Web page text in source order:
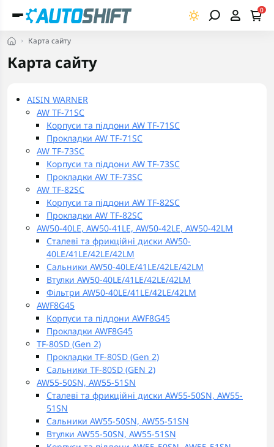
0
Карта сайту
Карта сайту
AISIN WARNER
AW TF-71SC
Корпуси та піддони AW TF-71SC
Прокладки AW TF-71SC
AW TF-73SC
Корпуси та піддони AW TF-73SC
Прокладки AW TF-73SC
AW TF-82SC
Корпуси та піддони AW TF-82SC
Прокладки AW TF-82SC
AW50-40LE, AW50-41LE, AW50-42LE, AW50-42LM
Сталеві та фрикційні диски AW50-
40LE/41LE/42LE/42LM
Сальники AW50-40LE/41LE/42LE/42LM
Втулки AW50-40LE/41LE/42LE/42LM
Фільтри AW50-40LE/41LE/42LE/42LM
AWF8G45
Корпуси та піддони AWF8G45
Прокладки AWF8G45
TF-80SD (Gen 2)
Прокладки TF-80SD (Gen 2)
Сальники TF-80SD (GEN 2)
AW55-50SN, AW55-51SN
Сталеві та фрикційні диски AW55-50SN, AW55-
51SN
Сальники AW55-50SN, AW55-51SN
Втулки AW55-50SN, AW55-51SN